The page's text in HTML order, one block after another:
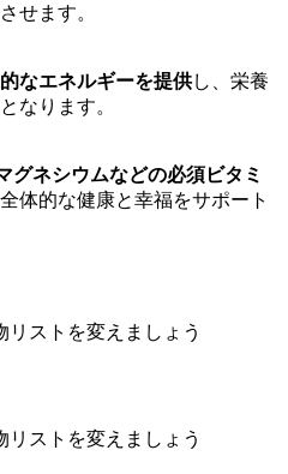
せます。
なエネルギーを提供し、栄養
なります。
グネシウムなどの必須ビタミ
全体的な健康と幸福をサポート
ストを変えましょう
ストを変えましょう